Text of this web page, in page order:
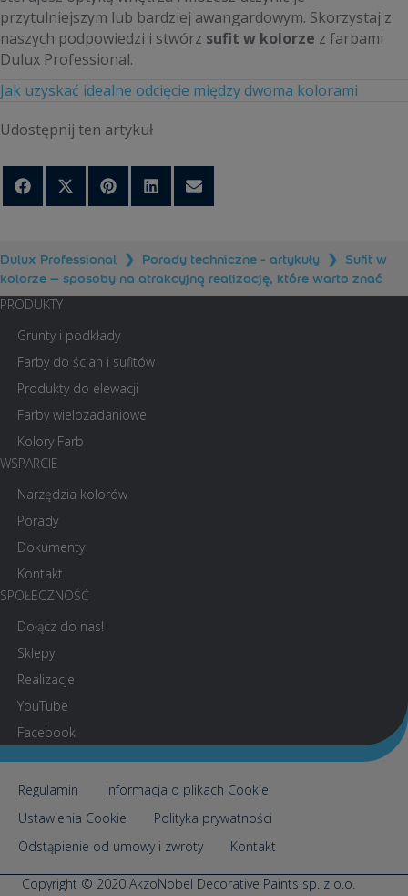
przytulniejszym lub bardziej awangardowym. Skorzystaj z
naszych podpowiedzi i stwórz sufit w kolorze z farbami
Dulux Professional.
Jak uzyskać idealne odcięcie między dwoma kolorami
Udostępnij ten artykuł
Share
on
Share
on
Share
on
Share
on
Share
on
Dulux Professional ❯ Porady techniczne - artykuły ❯ Sufit w
kolorze – sposoby na atrakcyjną realizację, które warto znać
PRODUKTY
Grunty i podkłady
Farby do ścian i sufitów
Produkty do elewacji
Farby wielozadaniowe
Kolory Farb
WSPARCIE
Narzędzia kolorów
Porady
Dokumenty
Kontakt
SPOŁECZNOŚĆ
Dołącz do nas!
Sklepy
Realizacje
YouTube
Facebook
Regulamin
Informacja o plikach Cookie
Ustawienia Cookie
Polityka prywatności
Odstąpienie od umowy i zwroty
Kontakt
Copyright © 2020 AkzoNobel Decorative Paints sp. z o.o.